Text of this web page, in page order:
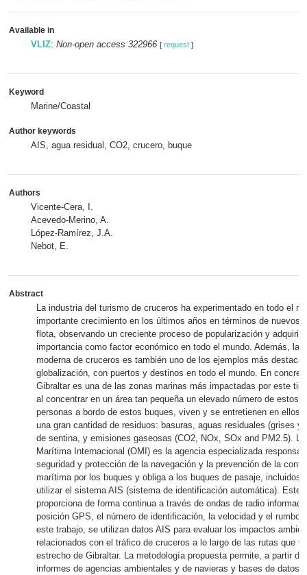
Available in
VLIZ: Non-open access 322966 [ request ]
Keyword
Marine/Coastal
Author keywords
AIS, agua residual, CO2, crucero, buque
Authors
Vicente-Cera, I.
Acevedo-Merino, A.
López-Ramírez, J.A.
Nebot, E.
Abstract
La industria del turismo de cruceros ha experimentado en todo el
importante crecimiento en los últimos años en términos de nuevos
flota, observando un creciente proceso de popularización y
importancia como factor económico en todo el mundo. Además, la
moderna de cruceros es también uno de los ejemplos más
globalización, con puertos y destinos en todo el mundo. En
Gibraltar es una de las zonas marinas más impactadas por este
al concentrar en un área tan pequeña un elevado número de estos
personas a bordo de estos buques, viven y se entretienen en ellos,
una gran cantidad de residuos: basuras, aguas residuales (grises y
de sentina, y emisiones gaseosas (CO2, NOx, SOx and PM2.5).
Marítima Internacional (OMI) es la agencia especializada
seguridad y protección de la navegación y la prevención de la
marítima por los buques y obliga a los buques de pasaje, incluidos
utilizar el sistema AIS (sistema de identificación automática). Este
proporciona de forma continua a través de ondas de radio
posición GPS, el número de identificación, la velocidad y el rumbo
este trabajo, se utilizan datos AIS para evaluar los impactos
relacionados con el tráfico de cruceros a lo largo de las rutas que
estrecho de Gibraltar. La metodología propuesta permite, a partir
informes de agencias ambientales y de navieras y bases de datos,